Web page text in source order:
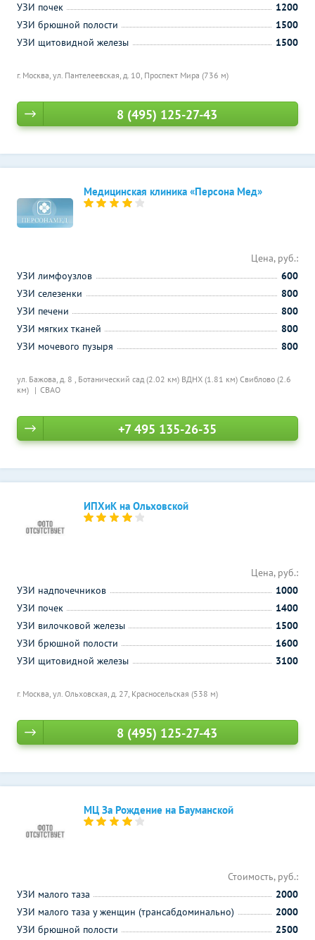
г. Москва, ул. Пантелеевская, д. 10, Проспект Мира (736 м)
УЗИ почек
1200
УЗИ брюшной полости
1500
УЗИ щитовидной железы
1500
8 (495) 125-27-43
Медицинская клиника «Персона Мед»
ул. Бажова, д. 8 , Ботанический сад (2.02 км) ВДНХ (1.81 км) Свиблово (2.6
км)
СВАО
Цена, руб.:
УЗИ лимфоузлов
600
УЗИ селезенки
800
УЗИ печени
800
УЗИ мягких тканей
800
УЗИ мочевого пузыря
800
+7 495 135-26-35
ИПХиК на Ольховской
г. Москва, ул. Ольховская, д. 27, Красносельская (538 м)
Цена, руб.:
УЗИ надпочечников
1000
УЗИ почек
1400
УЗИ вилочковой железы
1500
УЗИ брюшной полости
1600
УЗИ щитовидной железы
3100
8 (495) 125-27-43
МЦ За Рождение на Бауманской
Стоимость, руб.:
УЗИ малого таза
2000
УЗИ малого таза у женщин (трансабдоминально)
2000
УЗИ брюшной полости
2500